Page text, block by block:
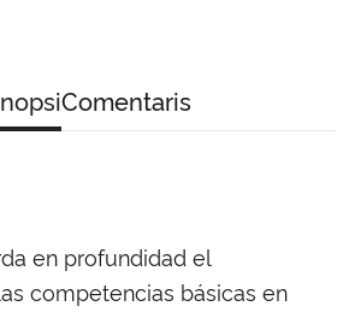
Comentaris
en profundidad el
competencias básicas en